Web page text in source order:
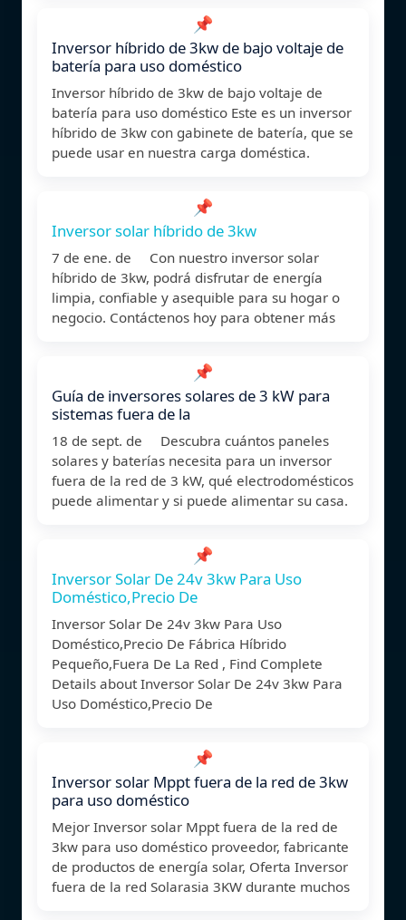
📌
Inversor híbrido de 3kw de bajo voltaje de
batería para uso doméstico
Inversor híbrido de 3kw de bajo voltaje de
batería para uso doméstico Este es un inversor
híbrido de 3kw con gabinete de batería, que se
puede usar en nuestra carga doméstica.
📌
Inversor solar híbrido de 3kw
7 de ene. de Con nuestro inversor solar
híbrido de 3kw, podrá disfrutar de energía
limpia, confiable y asequible para su hogar o
negocio. Contáctenos hoy para obtener más
📌
Guía de inversores solares de 3 kW para
sistemas fuera de la
18 de sept. de Descubra cuántos paneles
solares y baterías necesita para un inversor
fuera de la red de 3 kW, qué electrodomésticos
puede alimentar y si puede alimentar su casa.
📌
Inversor Solar De 24v 3kw Para Uso
Doméstico,Precio De
Inversor Solar De 24v 3kw Para Uso
Doméstico,Precio De Fábrica Híbrido
Pequeño,Fuera De La Red , Find Complete
Details about Inversor Solar De 24v 3kw Para
Uso Doméstico,Precio De
📌
Inversor solar Mppt fuera de la red de 3kw
para uso doméstico
Mejor Inversor solar Mppt fuera de la red de
3kw para uso doméstico proveedor, fabricante
de productos de energía solar, Oferta Inversor
fuera de la red Solarasia 3KW durante muchos